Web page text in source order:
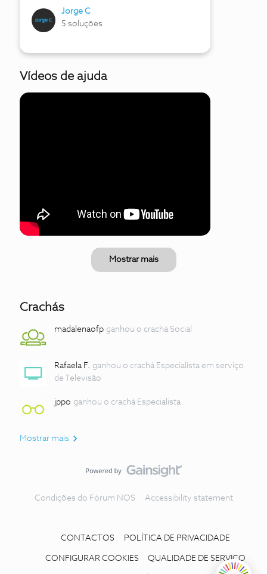
Jorge C
5 soluções
Vídeos de ajuda
Mostrar mais
Crachás
madalenaofp ganhou o crachá Social
Rafaela F.
ganhou o crachá Especialista em serviço
de Televisão
jppo ganhou o crachá Especialista
Mostrar mais
Condições do Fórum NOS Accessibility statement
CONTACTOS POLÍTICA DE PRIVACIDADE
CONFIGURAR COOKIES QUALIDADE DE SERVIÇO